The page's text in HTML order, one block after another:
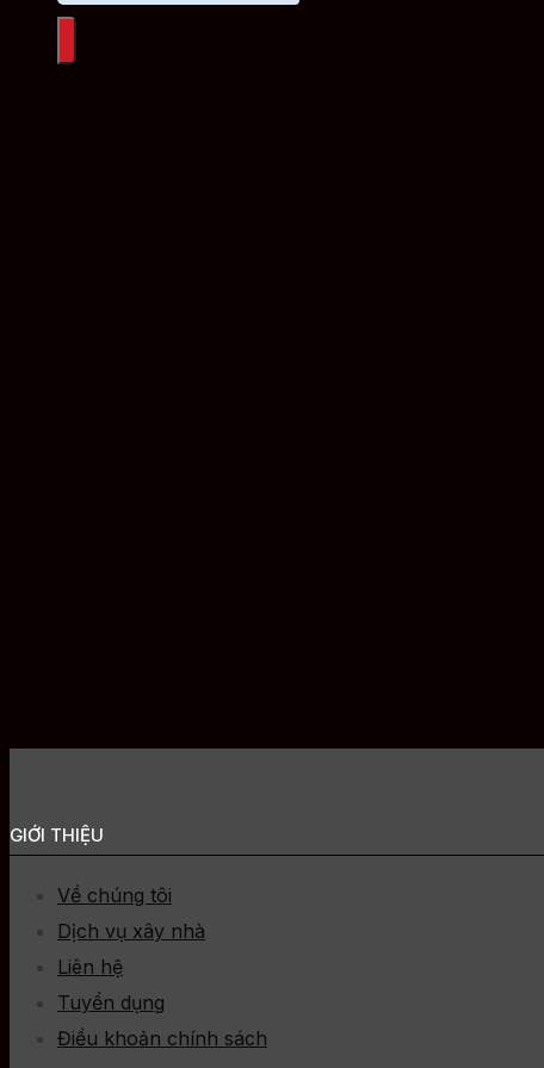
GIỚI THIỆU
Về chúng tôi
Dịch vụ xây nhà
Liên hệ
Tuyển dụng
Điều khoản chính sách